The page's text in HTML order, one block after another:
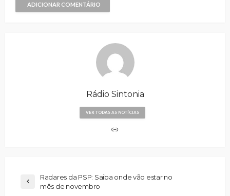
ADICIONAR COMENTÁRIO
Rádio Sintonia
VER TODAS AS NOTÍCIAS
Radares da PSP: Saiba onde vão estar no
mês de novembro